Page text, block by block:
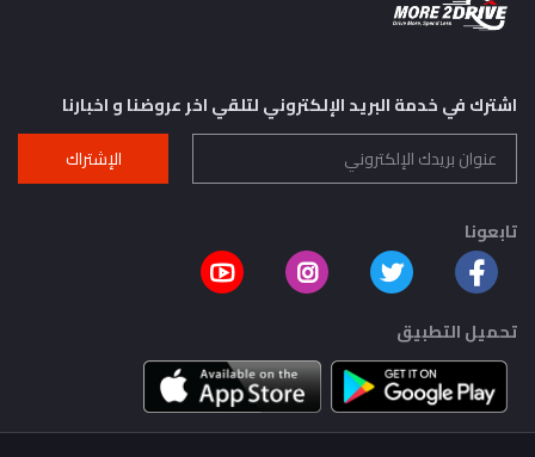
اشترك في خدمة البريد الإلكتروني لتلقي اخر عروضنا و اخبارنا
الإشتراك
تابعونا
تحميل التطبيق